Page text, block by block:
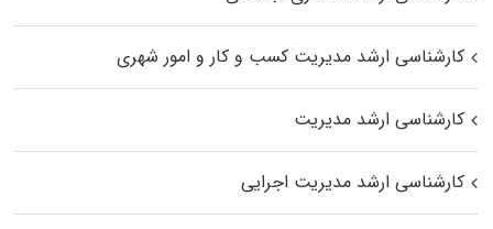
کارشناسی ارشد مدیریت کسب و کار و امور شهری
کارشناسی ارشد مدیریت
کارشناسی ارشد مدیریت اجرایی